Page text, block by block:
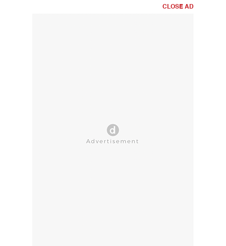
CLOSE AD